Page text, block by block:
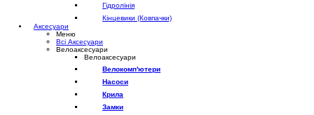
Гідролінія
Кінцевики (Ковпачки)
Аксесуари
Меню
Всі Аксесуари
Велоаксесуари
Велоаксесуари
Велокомп'ютери
Насоси
Крила
Замки